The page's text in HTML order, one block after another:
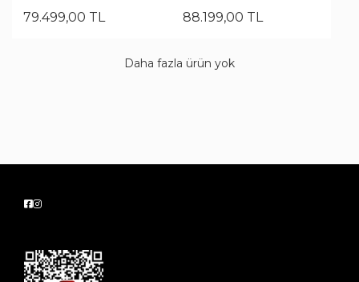
79.499,00 TL 88.199,00 TL
Daha fazla ürün yok